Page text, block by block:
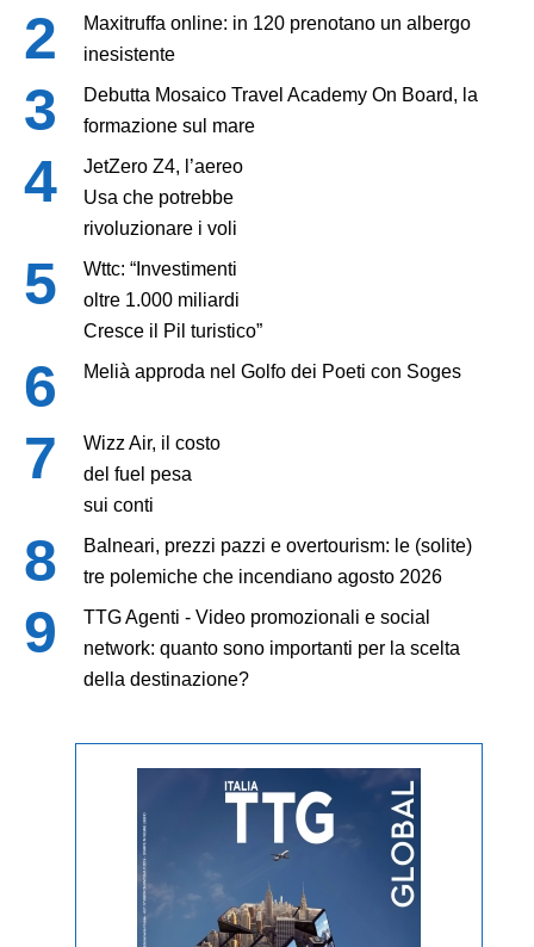
Maxitruffa online: in 120 prenotano un albergo
inesistente
Debutta Mosaico Travel Academy On Board, la
formazione sul mare
JetZero Z4, l’aereo
Usa che potrebbe
rivoluzionare i voli
Wttc: “Investimenti
oltre 1.000 miliardi
Cresce il Pil turistico”
Melià approda nel Golfo dei Poeti con Soges
Wizz Air, il costo
del fuel pesa
sui conti
Balneari, prezzi pazzi e overtourism: le (solite)
tre polemiche che incendiano agosto 2026
TTG Agenti - Video promozionali e social
network: quanto sono importanti per la scelta
della destinazione?